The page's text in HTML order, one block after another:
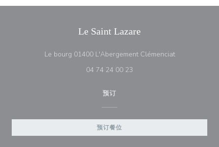
Le Saint Lazare
Le bourg 01400 L'Abergement Clémenciat((在新窗口中
04 74 24 00 23
预订
预订餐位